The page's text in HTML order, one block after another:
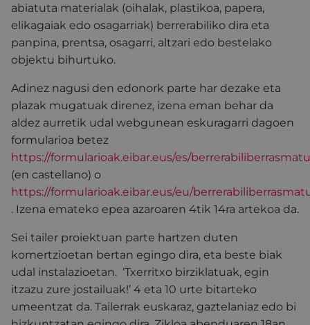
abiatuta materialak (oihalak, plastikoa, papera,
elikagaiak edo osagarriak) berrerabiliko dira eta
panpina, prentsa, osagarri, altzari edo bestelako
objektu bihurtuko.
Adinez nagusi den edonork parte har dezake eta
plazak mugatuak direnez, izena eman behar da
aldez aurretik udal webgunean eskuragarri dagoen
formularioa betez
https://formularioak.eibar.eus/es/berrerabiliberrasmatu
(en castellano) o
https://formularioak.eibar.eus/eu/
. Izena emateko epea azaroaren 4tik 14ra artekoa da.
Sei tailer proiektuan parte hartzen duten
komertzioetan bertan egingo dira, eta beste biak
udal instalazioetan. ‘Txerritxo birziklatuak, egin
itzazu zure jostailuak!’ 4 eta 10 urte bitarteko
umeentzat da. Tailerrak euskaraz, gaztelaniaz edo bi